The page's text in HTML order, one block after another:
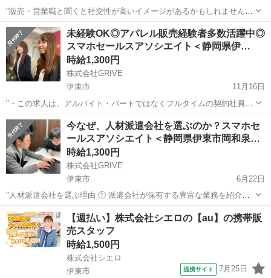
"販売・営業職と聞くと社交性が高いイメージがあるかもしれません
が、実はほとんどの販売員が人見知り出身者。『人見知りしなければ
よかった！と後悔した事は何度もあります...』そんな方にはピッタリ
かもしれません。 〈想定給与...
静岡 伊東市 携帯ショップ
未経験OK◎アパレル販売経験者多数活躍中◎
スマホセールスアソシエイト＜静岡県伊…
時給1,300円
株式会社GRIVE
伊東市
11月16日
"・この求人は、アルバイト・パートではなくフルタイムの契約社員求
人です。 応募後に、履歴事項入力用のURLをお送り致しますのでご入
力ください。 ※履歴事項の入力で履歴書不要となります。 【内容】
当社では、アパレ...
静岡 伊東市 携帯ショップ
今なぜ、人材派遣会社を選ぶのか？スマホセ
ールスアソシエイト＜静岡県伊東市岡和泉…
時給1,300円
株式会社GRIVE
伊東市
6月22日
"人材派遣会社を選ぶ理由 ① 派遣会社が保有する豊富な業務を紹介し
てもらえる ② 交通費の支給がある グライヴでは交通費を規定全額支
給しております。 ③ 面接時に準備する書類が少ない、手間がかからな
い ④ 応募から...
静岡 伊東市 携帯ショップ
【週払い】株式会社シエロの【au】の携帯販
売スタッフ
時給1,500円
株式会社シエロ
伊東市
提携サイト 7月25日